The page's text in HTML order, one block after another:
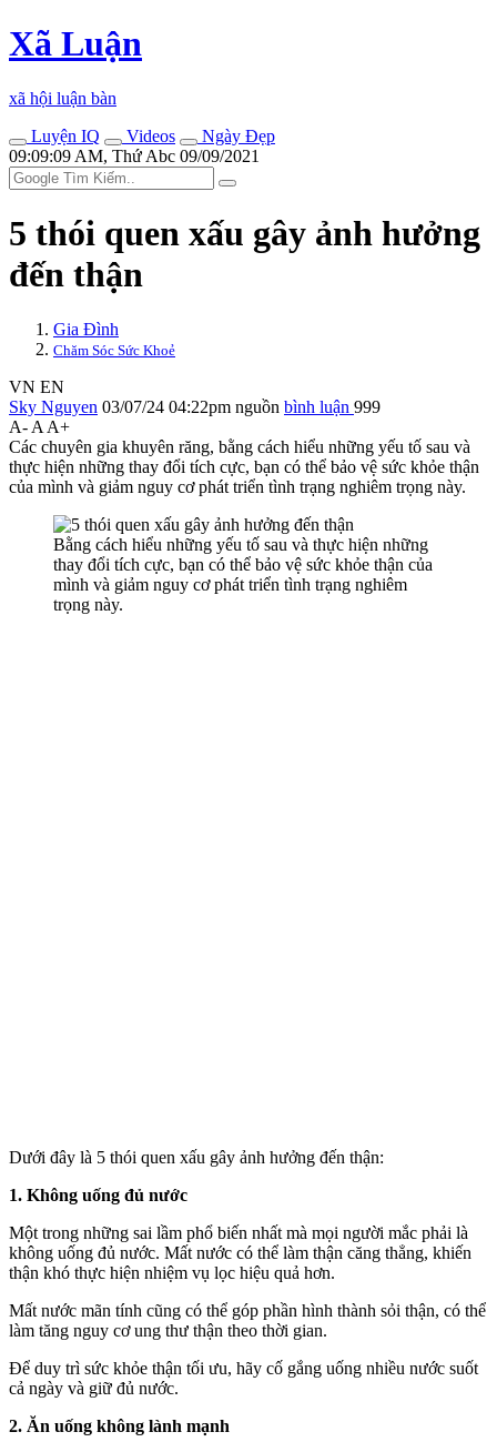
Xã Luận
xã hội luận bàn
Luyện IQ
Videos
Ngày Đẹp
09:09:09 AM, Thứ Abc 09/09/2021
5 thói quen xấu gây ảnh hưởng
đến thận
Gia Đình
Chăm Sóc Sức Khoẻ
VN EN
Sky Nguyen 03/07/24 04:22pm nguồn bình luận 999
A- A A+
Các chuyên gia khuyên răng, bằng cách hiểu những yếu tố sau và
thực hiện những thay đổi tích cực, bạn có thể bảo vệ sức khỏe thận
của mình và giảm nguy cơ phát triển tình trạng nghiêm trọng này.
Bằng cách hiểu những yếu tố sau và thực hiện những
thay đổi tích cực, bạn có thể bảo vệ sức khỏe thận của
mình và giảm nguy cơ phát triển tình trạng nghiêm
trọng này.
Dưới đây là 5 thói quen xấu gây ảnh hưởng đến thận:
1. Không uống đủ nước
Một trong những sai lầm phổ biến nhất mà mọi người mắc phải là
không uống đủ nước. Mất nước có thể làm thận căng thẳng, khiến
thận khó thực hiện nhiệm vụ lọc hiệu quả hơn.
Mất nước mãn tính cũng có thể góp phần hình thành sỏi thận, có thể
làm tăng nguy cơ ung thư thận theo thời gian.
Để duy trì sức khỏe thận tối ưu, hãy cố gắng uống nhiều nước suốt
cả ngày và giữ đủ nước.
2. Ăn uống không lành mạnh